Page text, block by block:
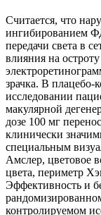
Считается, что
ингибированием
передачи света в
влияния на
зрачка. В плацебо-
исследовании
макулярной
дозе 100 мг
клинически
специальным
Амслер, цветовое
цвета, периметр
Эффективность и
контролируемом